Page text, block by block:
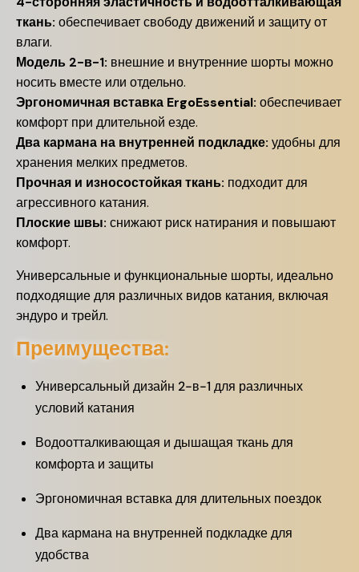
ткань: обеспечивает свободу движений и защиту от
влаги.
Модель 2-в-1: внешние и внутренние шорты можно
носить вместе или отдельно.
Эргономичная вставка ErgoEssential: обеспечивает
комфорт при длительной езде.
Два кармана на внутренней подкладке: удобны для
хранения мелких предметов.
Прочная и износостойкая ткань: подходит для
агрессивного катания.
Плоские швы: снижают риск натирания и повышают
комфорт.
Универсальные и функциональные шорты, идеально
подходящие для различных видов катания, включая
эндуро и трейл.
Преимущества:
Универсальный дизайн 2-в-1 для различных
условий катания
Водоотталкивающая и дышащая ткань для
комфорта и защиты
Эргономичная вставка для длительных поездок
Два кармана на внутренней подкладке для
удобства